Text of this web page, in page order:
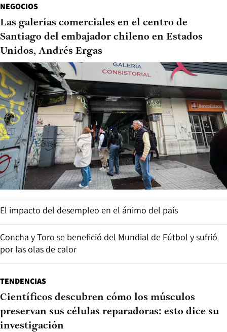
NEGOCIOS
Las galerías comerciales en el centro de
Santiago del embajador chileno en Estados
Unidos, Andrés Ergas
El impacto del desempleo en el ánimo del país
Concha y Toro se benefició del Mundial de Fútbol y sufrió
por las olas de calor
TENDENCIAS
Científicos descubren cómo los músculos
preservan sus células reparadoras: esto dice su
investigación